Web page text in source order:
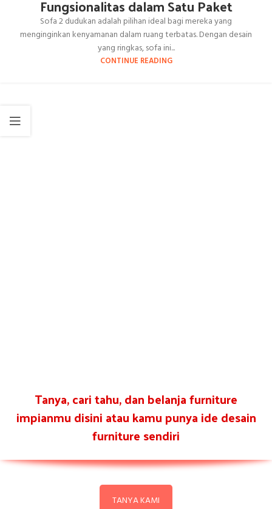
Fungsionalitas dalam Satu Paket
Sofa 2 dudukan adalah pilihan ideal bagi mereka yang
menginginkan kenyamanan dalam ruang terbatas. Dengan desain
yang ringkas, sofa ini...
CONTINUE READING
Tanya, cari tahu, dan belanja furniture
impianmu disini atau kamu punya ide desain
furniture sendiri
TANYA KAMI